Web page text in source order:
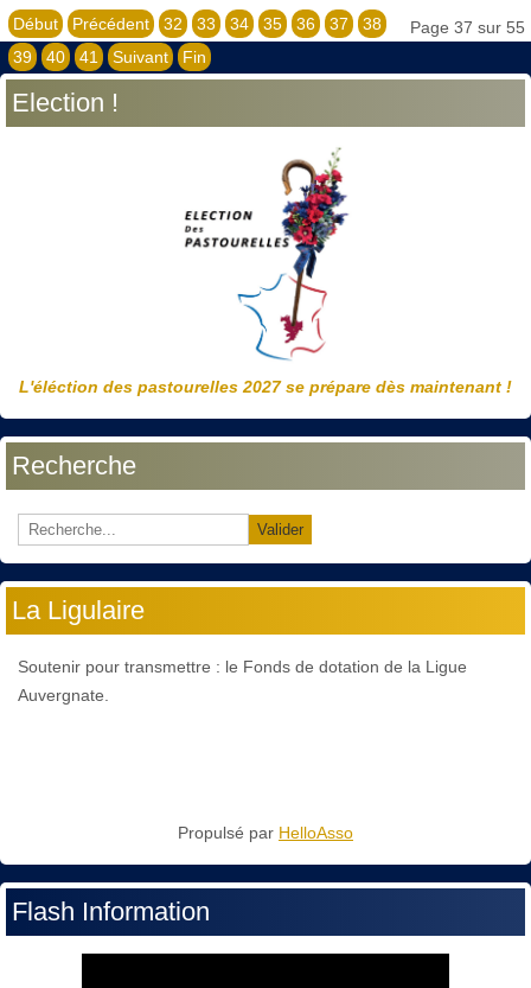
Page 37 sur 55
Début Précédent 32 33 34 35 36 37
38
39
40 41 Suivant Fin
Election !
L'éléction des pastourelles 2027 se prépare dès maintenant !
Recherche
Valider
La Ligulaire
Soutenir pour transmettre : le Fonds de dotation de la Ligue
Auvergnate.
Propulsé par HelloAsso
Flash Information